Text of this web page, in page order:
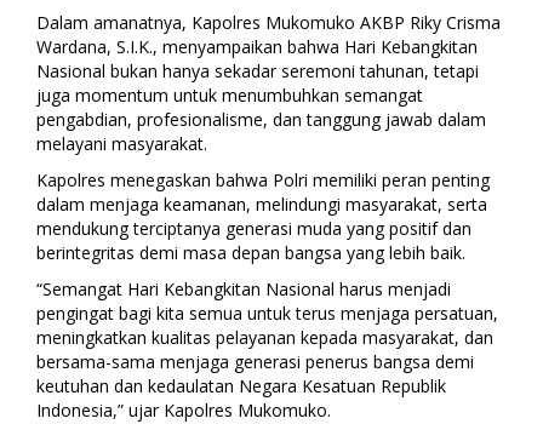
Dalam amanatnya, Kapolres Mukomuko AKBP Riky Crisma
Wardana, S.I.K., menyampaikan bahwa Hari Kebangkitan
Nasional bukan hanya sekadar seremoni tahunan, tetapi
juga momentum untuk menumbuhkan semangat
pengabdian, profesionalisme, dan tanggung jawab dalam
melayani masyarakat.
Kapolres menegaskan bahwa Polri memiliki peran penting
dalam menjaga keamanan, melindungi masyarakat, serta
mendukung terciptanya generasi muda yang positif dan
berintegritas demi masa depan bangsa yang lebih baik.
“Semangat Hari Kebangkitan Nasional harus menjadi
pengingat bagi kita semua untuk terus menjaga persatuan,
meningkatkan kualitas pelayanan kepada masyarakat, dan
bersama-sama menjaga generasi penerus bangsa demi
keutuhan dan kedaulatan Negara Kesatuan Republik
Indonesia,” ujar Kapolres Mukomuko.